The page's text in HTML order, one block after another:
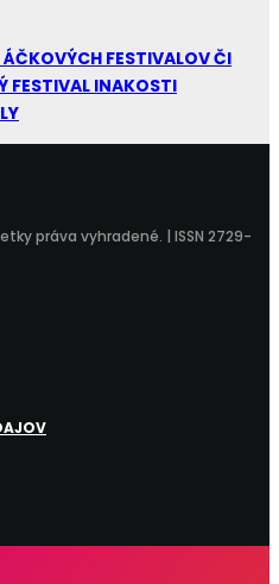
FESTIVALOV ČI
FESTIVAL INAKOSTI
práva vyhradené. | ISSN 2729-